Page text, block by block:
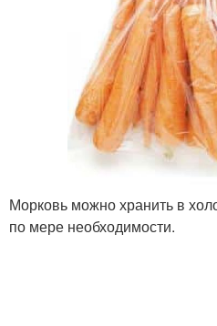
Морковь можно хранить в
по мере необходимости.